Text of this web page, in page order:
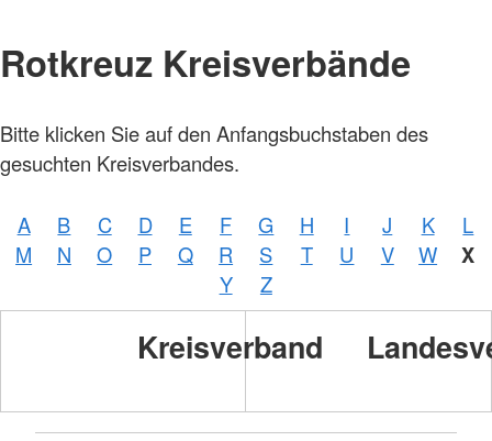
Rotkreuz Kreisverbände
Bitte klicken Sie auf den Anfangsbuchstaben des
gesuchten Kreisverbandes.
A B C D E F G H I J K
L
M
N O P Q R S T U V W X
Y Z
Kreisverband